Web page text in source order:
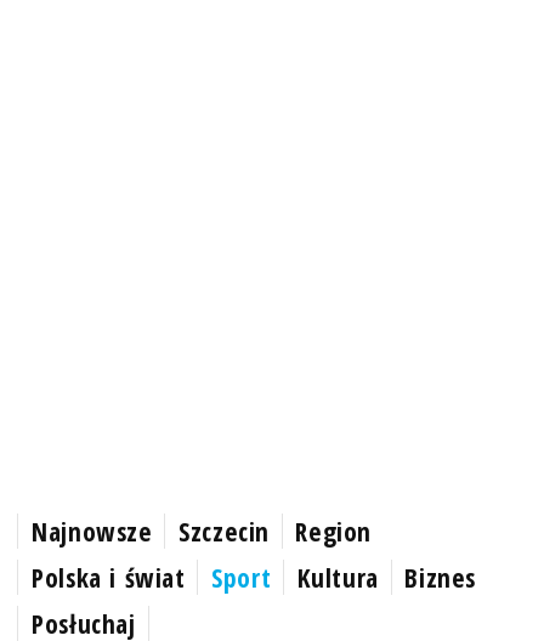
Najnowsze Szczecin
Region
Polska i świat
Sport Kultura
Biznes
Posłuchaj